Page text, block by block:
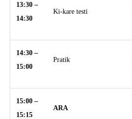
13:30 –
14:30
Ki-kare testi
14:30 –
15:00
Pratik
15:00 –
15:15
ARA